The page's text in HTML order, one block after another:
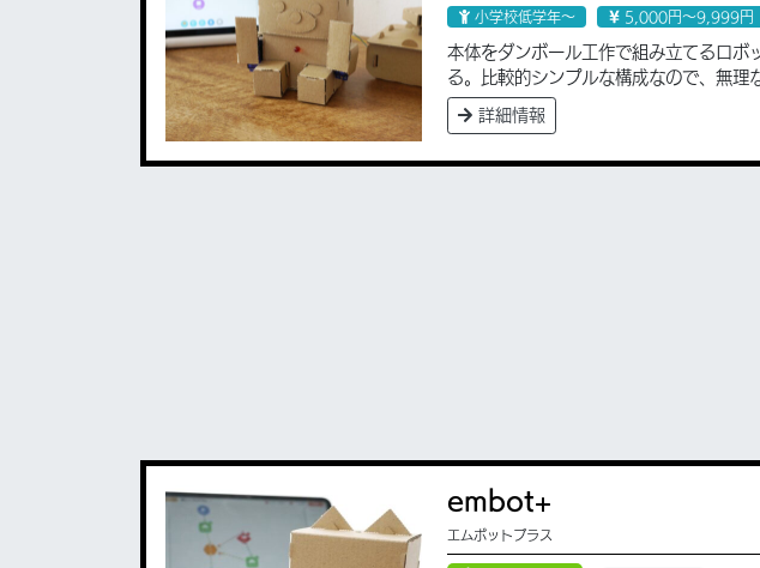
小学校低学年〜 5,000円〜9,999円
本体をダンボール工作で組み立てるロ
る。比較的シンプルな構成なので、無理
詳細情報
embot+
エムボットプラス